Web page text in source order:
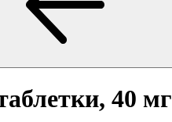
40 мг